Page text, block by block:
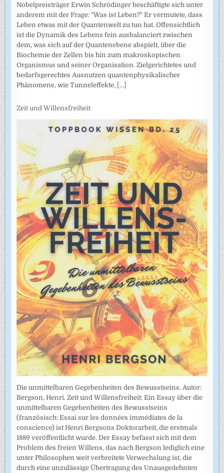
Nobelpreisträger Erwin Schrödinger beschäftigte sich unter
anderem mit der Frage: "Was ist Leben?" Er vermutete, dass
Leben etwas mit der Quantenwelt zu tun hat. Offensichtlich
ist die Dynamik des Lebens fein ausbalanciert zwischen
dem, was sich auf der Quantenebene abspielt, über die
Biochemie der Zellen bis hin zum makroskopischen
Organismus und seiner Organisation. Zielgerichtetes und
bedarfsgerechtes Ausnutzen quantenphysikalischer
Phänomene, wie Tunneleffekte, [...]
Zeit und Willensfreiheit
Die unmittelbaren Gegebenheiten des Bewusstseins. Autor:
Bergson, Henri. Zeit und Willensfreiheit: Ein Essay über die
unmittelbaren Gegebenheiten des Bewusstseins
(französisch: Essai sur les données immédiates de la
conscience) ist Henri Bergsons Doktorarbeit, die erstmals
1889 veröffentlicht wurde. Der Essay befasst sich mit dem
Problem des freien Willens, das nach Bergson lediglich eine
unter Philosophen weit verbreitete Verwechslung ist, die
durch eine unzulässige Übertragung des Unausgedehnten